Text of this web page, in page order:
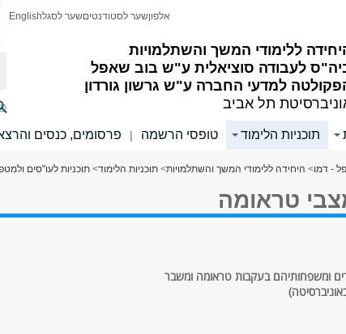
ללימודי המשך והשתלמויות
לעבודה סוציאלית ע"ש בוב שאפל
למדעי החברה ע"ש גרשון גורדון
תל אביב
אלפוןשער לסטודנטיםשער לסגלEnglish
תוכניות הלימוד טופסי הרשמה | פרסומים, כנסים
- דמו> היחידה ללימודי המשך והשתלמויות> תוכניות הלימוד> תוכניות לעו"סים
טראומה
ומשפחותיהם בעקבות טראומה ומשבר